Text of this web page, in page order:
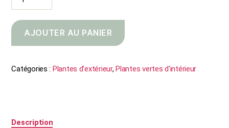
Oxalis
Triangularis
AJOUTER AU PANIER
Catégories : Plantes d'extérieur,Plantes vertes d'intérieur
Description